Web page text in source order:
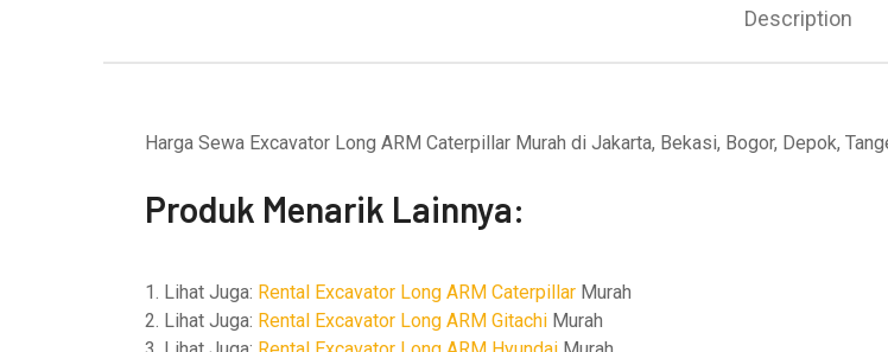
Description
Harga Sewa Excavator Long ARM Caterpillar Murah di Jakarta, Bekasi, Bogor, Depok,
Produk Menarik Lainnya:
1. Lihat Juga: Rental Excavator Long ARM Caterpillar Murah
2. Lihat Juga: Rental Excavator Long ARM Gitachi Murah